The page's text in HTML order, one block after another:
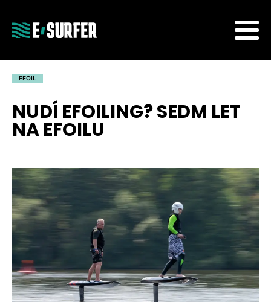
EFOIL
NUDÍ EFOILING? SEDM LET
NA EFOILU